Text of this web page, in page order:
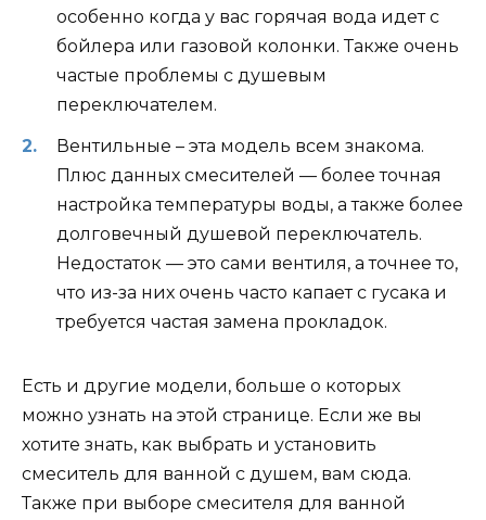
особенно когда у вас горячая вода идет с
бойлера или газовой колонки. Также очень
частые проблемы с душевым
переключателем.
Вентильные – эта модель всем знакома.
Плюс данных смесителей — более точная
настройка температуры воды, а также более
долговечный душевой переключатель.
Недостаток — это сами вентиля, а точнее то,
что из-за них очень часто капает с гусака и
требуется частая замена прокладок.
Есть и другие модели, больше о которых
можно узнать на этой странице. Если же вы
хотите знать, как выбрать и установить
смеситель для ванной с душем, вам сюда.
Также при выборе смесителя для ванной